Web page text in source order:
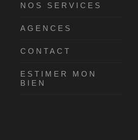
NOS SERVICES
AGENCES
CONTACT
ESTIMER MON
BIEN